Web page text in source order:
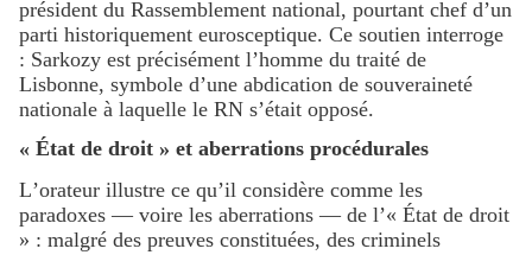
président du Rassemblement national, pourtant chef d’un
parti historiquement eurosceptique. Ce soutien interroge
: Sarkozy est précisément l’homme du traité de
Lisbonne, symbole d’une abdication de souveraineté
nationale à laquelle le RN s’était opposé.
« État de droit » et aberrations procédurales
L’orateur illustre ce qu’il considère comme les
paradoxes — voire les aberrations — de l’« État de droit
» : malgré des preuves constituées, des criminels